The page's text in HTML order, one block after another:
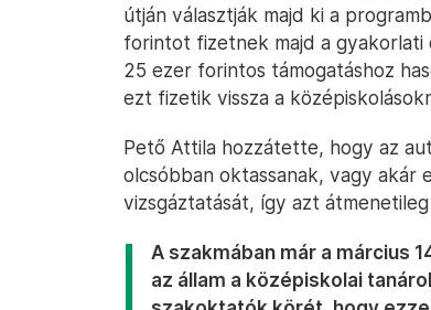
útján választják majd ki a
forintot fizetnek majd a gyakorlati
25 ezer forintos támogatáshoz
ezt fizetik vissza a
Pető Attila hozzátette, hogy az
olcsóbban oktassanak, vagy akár
vizsgáztatását, így azt
A szakmában már a március
az állam a középiskolai